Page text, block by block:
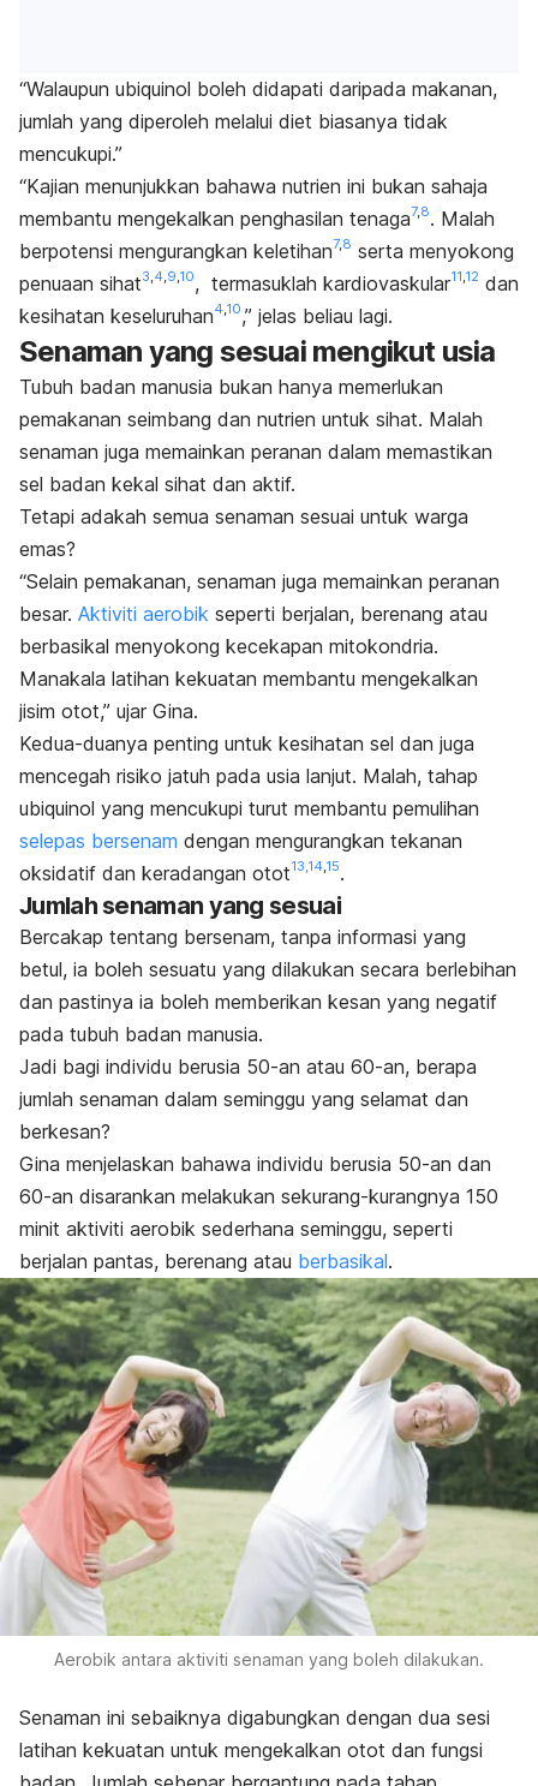
“Walaupun ubiquinol boleh didapati daripada makanan,
jumlah yang diperoleh melalui diet biasanya tidak
mencukupi.”
“Kajian menunjukkan bahawa nutrien ini bukan sahaja
membantu mengekalkan penghasilan tenaga7, 8. Malah
berpotensi mengurangkan keletihan7, 8 serta menyokong
penuaan sihat3 4 9 10, termasuklah kardiovaskular11 12 dan
kesihatan keseluruhan4 10,” jelas beliau lagi.
Senaman yang sesuai mengikut usia
Tubuh badan manusia bukan hanya memerlukan
pemakanan seimbang dan nutrien untuk sihat. Malah
senaman juga memainkan peranan dalam memastikan
sel badan kekal sihat dan aktif.
Tetapi adakah semua senaman sesuai untuk warga
emas?
“Selain pemakanan, senaman juga memainkan peranan
besar. Aktiviti aerobik seperti berjalan, berenang atau
berbasikal menyokong kecekapan mitokondria.
Manakala latihan kekuatan membantu mengekalkan
jisim otot,” ujar Gina.
Kedua-duanya penting untuk kesihatan sel dan juga
mencegah risiko jatuh pada usia lanjut. Malah, tahap
ubiquinol yang mencukupi turut membantu pemulihan
selepas bersenam dengan mengurangkan tekanan
oksidatif dan keradangan otot13, 14 15.
Jumlah senaman yang sesuai
Bercakap tentang bersenam, tanpa informasi yang
betul, ia boleh sesuatu yang dilakukan secara berlebihan
dan pastinya ia boleh memberikan kesan yang negatif
pada tubuh badan manusia.
Jadi bagi individu berusia 50-an atau 60-an, berapa
jumlah senaman dalam seminggu yang selamat dan
berkesan?
Gina menjelaskan bahawa individu berusia 50-an dan
60-an disarankan melakukan sekurang-kurangnya 150
minit aktiviti aerobik sederhana seminggu, seperti
berjalan pantas, berenang atau berbasikal.
Aerobik antara aktiviti senaman yang boleh dilakukan.
Senaman ini sebaiknya digabungkan dengan dua sesi
latihan kekuatan untuk mengekalkan otot dan fungsi